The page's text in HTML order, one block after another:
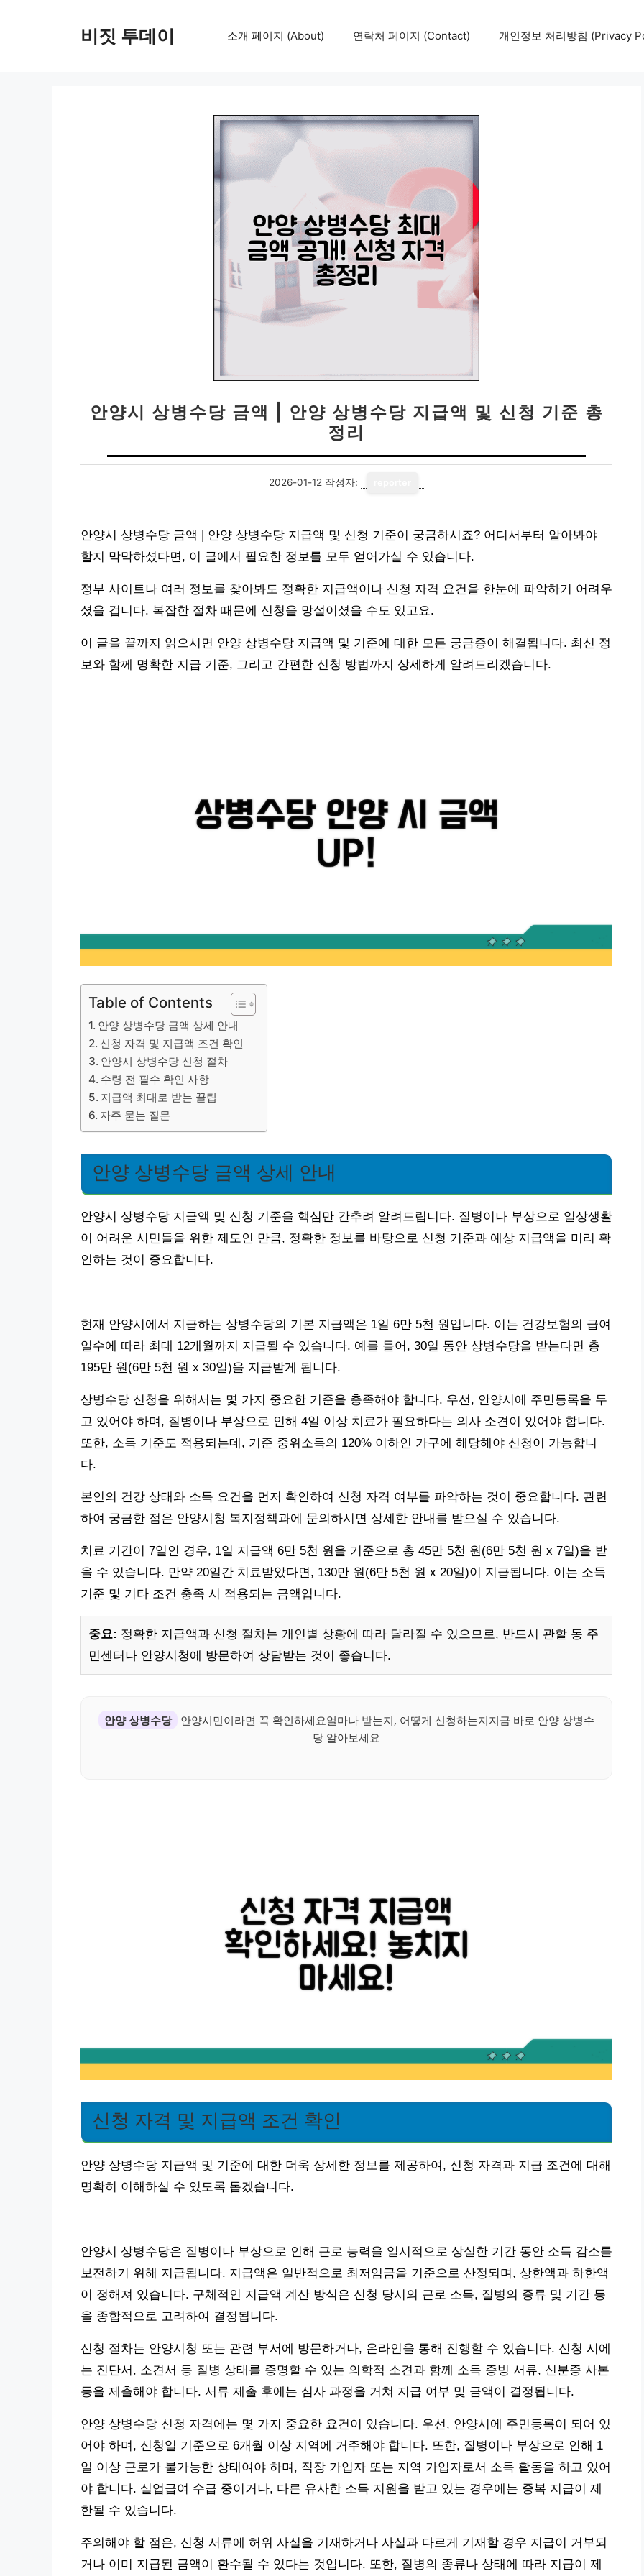
비짓 투데이 소개 페이지 (About) 연락처 페이지 (Contact) 개인정보 처리방침 (Privacy
안양시 상병수당 금액 | 안양 상병수당 지급액 및 신청 기준 총
정리
2026-01-12 작성자:
안양시 상병수당 금액 | 안양 상병수당 지급액 및 신청 기준이 궁금하시죠? 어디서부터 알아봐야
할지 막막하셨다면, 이 글에서 필요한 정보를 모두 얻어가실 수 있습니다.
정부 사이트나 여러 정보를 찾아봐도 정확한 지급액이나 신청 자격 요건을 한눈에 파악하기 어려우
셨을 겁니다. 복잡한 절차 때문에 신청을 망설이셨을 수도 있고요.
이 글을 끝까지 읽으시면 안양 상병수당 지급액 및 기준에 대한 모든 궁금증이 해결됩니다. 최신 정
보와 함께 명확한 지급 기준, 그리고 간편한 신청 방법까지 상세하게 알려드리겠습니다.
Table of Contents
안양 상병수당 금액 상세 안내
신청 자격 및 지급액 조건 확인
안양시 상병수당 신청 절차
수령 전 필수 확인 사항
지급액 최대로 받는 꿀팁
자주 묻는 질문
안양 상병수당 금액 상세 안내
안양시 상병수당 지급액 및 신청 기준을 핵심만 간추려 알려드립니다. 질병이나 부상으로 일상생활
이 어려운 시민들을 위한 제도인 만큼, 정확한 정보를 바탕으로 신청 기준과 예상 지급액을 미리 확
인하는 것이 중요합니다.
현재 안양시에서 지급하는 상병수당의 기본 지급액은 1일 6만 5천 원입니다. 이는 건강보험의 급여
일수에 따라 최대 12개월까지 지급될 수 있습니다. 예를 들어, 30일 동안 상병수당을 받는다면 총
195만 원(6만 5천 원 x 30일)을 지급받게 됩니다.
상병수당 신청을 위해서는 몇 가지 중요한 기준을 충족해야 합니다. 우선, 안양시에 주민등록을 두
고 있어야 하며, 질병이나 부상으로 인해 4일 이상 치료가 필요하다는 의사 소견이 있어야 합니다.
또한, 소득 기준도 적용되는데, 기준 중위소득의 120% 이하인 가구에 해당해야 신청이 가능합니
다.
본인의 건강 상태와 소득 요건을 먼저 확인하여 신청 자격 여부를 파악하는 것이 중요합니다. 관련
하여 궁금한 점은 안양시청 복지정책과에 문의하시면 상세한 안내를 받으실 수 있습니다.
치료 기간이 7일인 경우, 1일 지급액 6만 5천 원을 기준으로 총 45만 5천 원(6만 5천 원 x 7일)을 받
을 수 있습니다. 만약 20일간 치료받았다면, 130만 원(6만 5천 원 x 20일)이 지급됩니다. 이는 소득
기준 및 기타 조건 충족 시 적용되는 금액입니다.
중요: 정확한 지급액과 신청 절차는 개인별 상황에 따라 달라질 수 있으므로, 반드시 관할 동 주
민센터나 안양시청에 방문하여 상담받는 것이 좋습니다.
안양 상병수당
안양시민이라면 꼭 확인하세요얼마나 받는지, 어떻게 신청하는지지금 바로 안양 상병수
당 알아보세요
신청 자격 및 지급액 조건 확인
안양 상병수당 지급액 및 기준에 대한 더욱 상세한 정보를 제공하여, 신청 자격과 지급 조건에 대해
명확히 이해하실 수 있도록 돕겠습니다.
안양시 상병수당은 질병이나 부상으로 인해 근로 능력을 일시적으로 상실한 기간 동안 소득 감소를
보전하기 위해 지급됩니다. 지급액은 일반적으로 최저임금을 기준으로 산정되며, 상한액과 하한액
이 정해져 있습니다. 구체적인 지급액 계산 방식은 신청 당시의 근로 소득, 질병의 종류 및 기간 등
을 종합적으로 고려하여 결정됩니다.
신청 절차는 안양시청 또는 관련 부서에 방문하거나, 온라인을 통해 진행할 수 있습니다. 신청 시에
는 진단서, 소견서 등 질병 상태를 증명할 수 있는 의학적 소견과 함께 소득 증빙 서류, 신분증 사본
등을 제출해야 합니다. 서류 제출 후에는 심사 과정을 거쳐 지급 여부 및 금액이 결정됩니다.
안양 상병수당 신청 자격에는 몇 가지 중요한 요건이 있습니다. 우선, 안양시에 주민등록이 되어 있
어야 하며, 신청일 기준으로 6개월 이상 지역에 거주해야 합니다. 또한, 질병이나 부상으로 인해 1
일 이상 근로가 불가능한 상태여야 하며, 직장 가입자 또는 지역 가입자로서 소득 활동을 하고 있어
야 합니다. 실업급여 수급 중이거나, 다른 유사한 소득 지원을 받고 있는 경우에는 중복 지급이 제
한될 수 있습니다.
주의해야 할 점은, 신청 서류에 허위 사실을 기재하거나 사실과 다르게 기재할 경우 지급이 거부되
거나 이미 지급된 금액이 환수될 수 있다는 것입니다. 또한, 질병의 종류나 상태에 따라 지급이 제